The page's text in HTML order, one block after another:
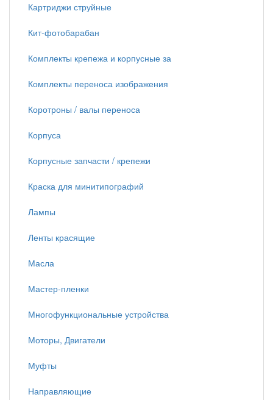
Картриджи струйные
Кит-фотобарабан
Комплекты крепежа и корпусные за
Комплекты переноса изображения
Коротроны / валы переноса
Корпуса
Корпусные запчасти / крепежи
Краска для минитипографий
Лампы
Ленты красящие
Масла
Мастер-пленки
Многофункциональные устройства
Моторы, Двигатели
Муфты
Направляющие